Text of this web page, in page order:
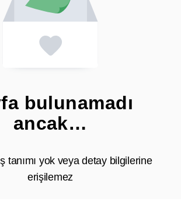
bulunamadı
ancak…
tanımı yok veya detay bilgilerine
erişilemez